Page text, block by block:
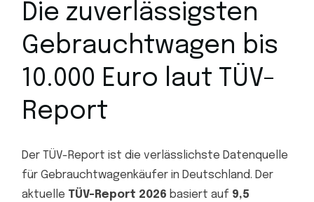
Die zuverlässigsten
Gebrauchtwagen bis
10.000 Euro laut TÜV-
Report
Der TÜV-Report ist die verlässlichste Datenquelle
für Gebrauchtwagenkäufer in Deutschland. Der
aktuelle TÜV-Report 2026 basiert auf 9,5